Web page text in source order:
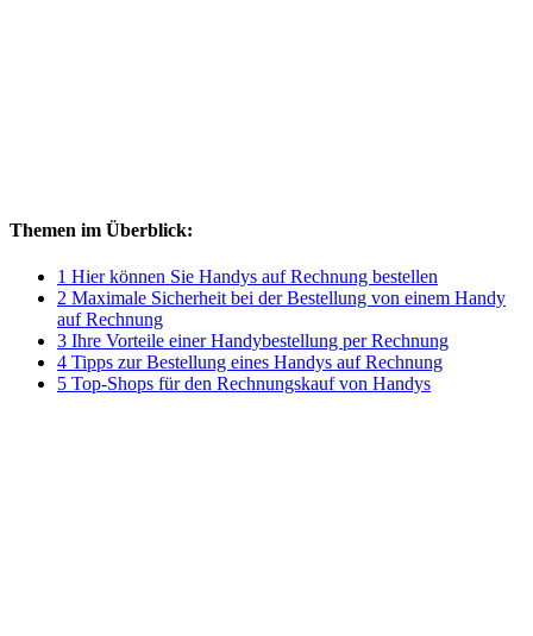
Themen im Überblick:
1 Hier können Sie Handys auf Rechnung bestellen
2 Maximale Sicherheit bei der Bestellung von einem Handy
auf Rechnung
3 Ihre Vorteile einer Handybestellung per Rechnung
4 Tipps zur Bestellung eines Handys auf Rechnung
5 Top-Shops für den Rechnungskauf von Handys